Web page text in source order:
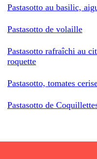
Pastasotto au basilic,
Pastasotto de volaille
Pastasotto rafraîchi au
roquette
Pastasotto, tomates
Pastasotto de